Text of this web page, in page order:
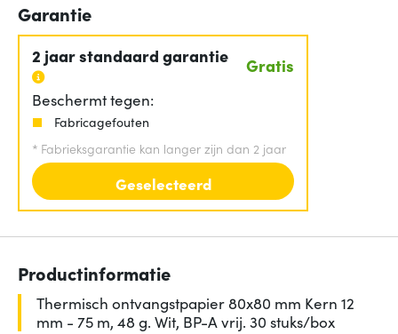
Garantie
2 jaar standaard garantie Gratis
Beschermt tegen:
Fabricagefouten
* Fabrieksgarantie kan langer zijn dan 2 jaar
Geselecteerd
Productinformatie
Thermisch ontvangstpapier 80x80 mm Kern 12
mm - 75 m, 48 g. Wit, BP-A vrij. 30 stuks/box